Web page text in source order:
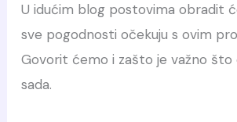
U idućim blog postovima obradit
sve pogodnosti očekuju s ovim
Govorit ćemo i zašto je važno
sada.